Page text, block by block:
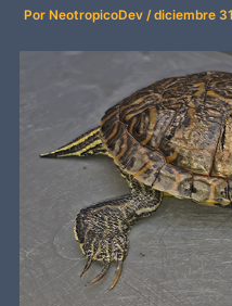
PorNeotropicoDev /diciembre